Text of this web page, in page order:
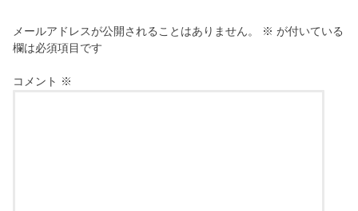
メールアドレスが公開されることはありません。 ※ が付いている
欄は必須項目です
コメント ※